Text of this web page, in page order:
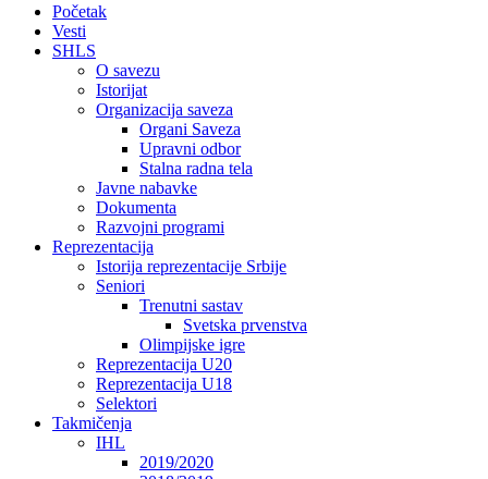
Početak
Vesti
SHLS
O savezu
Istorijat
Organizacija saveza
Organi Saveza
Upravni odbor
Stalna radna tela
Javne nabavke
Dokumenta
Razvojni programi
Reprezentacija
Istorija reprezentacije Srbije
Seniori
Trenutni sastav
Svetska prvenstva
Olimpijske igre
Reprezentacija U20
Reprezentacija U18
Selektori
Takmičenja
IHL
2019/2020